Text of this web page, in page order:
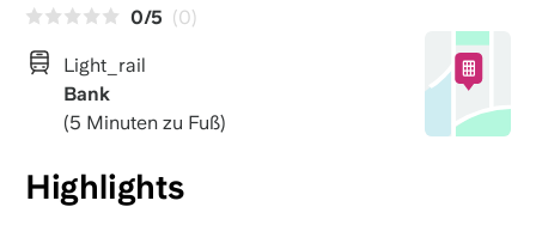
0/5 (0)
Light_rail
Bank
(5 Minuten zu Fuß)
Highlights